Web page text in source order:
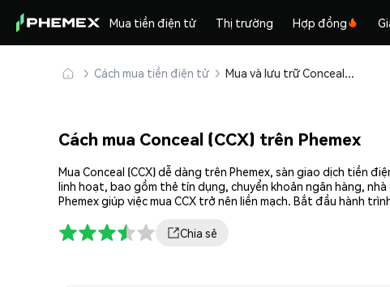
Mua tiền điện tử Thị trường Hợp đồng
Cách mua tiền điện tử Mua và lưu trữ Conceal (CCX) an toàn
Cách mua Conceal (CCX) trên Phemex
Mua Conceal (CCX) dễ dàng trên Phemex, sàn giao dịch
linh hoạt, bao gồm thẻ tín dụng, chuyển khoản ngân hàng,
Phemex giúp việc mua CCX trở nên liền mạch. Bắt đầu hành
Chia sẻ